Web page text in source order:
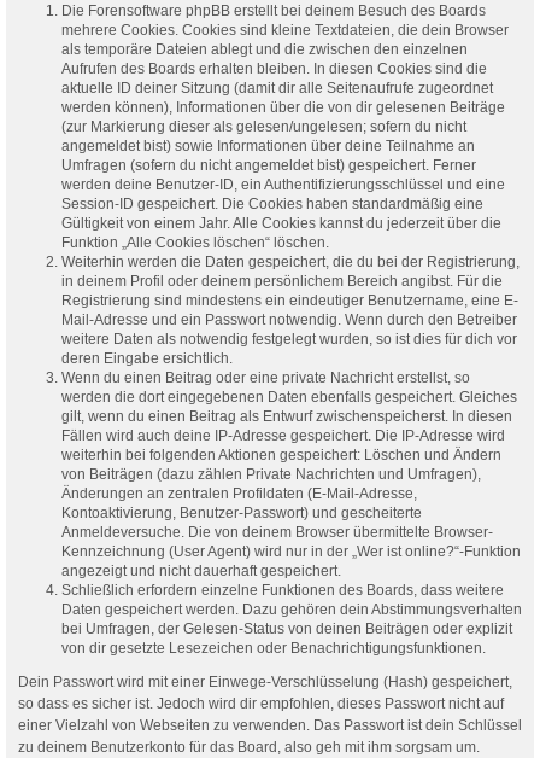
Die Forensoftware phpBB erstellt bei deinem Besuch des Boards
mehrere Cookies. Cookies sind kleine Textdateien, die dein Browser
als temporäre Dateien ablegt und die zwischen den einzelnen
Aufrufen des Boards erhalten bleiben. In diesen Cookies sind die
aktuelle ID deiner Sitzung (damit dir alle Seitenaufrufe zugeordnet
werden können), Informationen über die von dir gelesenen Beiträge
(zur Markierung dieser als gelesen/ungelesen; sofern du nicht
angemeldet bist) sowie Informationen über deine Teilnahme an
Umfragen (sofern du nicht angemeldet bist) gespeichert. Ferner
werden deine Benutzer-ID, ein Authentifizierungsschlüssel und eine
Session-ID gespeichert. Die Cookies haben standardmäßig eine
Gültigkeit von einem Jahr. Alle Cookies kannst du jederzeit über die
Funktion „Alle Cookies löschen“ löschen.
Weiterhin werden die Daten gespeichert, die du bei der Registrierung,
in deinem Profil oder deinem persönlichem Bereich angibst. Für die
Registrierung sind mindestens ein eindeutiger Benutzername, eine E-
Mail-Adresse und ein Passwort notwendig. Wenn durch den Betreiber
weitere Daten als notwendig festgelegt wurden, so ist dies für dich vor
deren Eingabe ersichtlich.
Wenn du einen Beitrag oder eine private Nachricht erstellst, so
werden die dort eingegebenen Daten ebenfalls gespeichert. Gleiches
gilt, wenn du einen Beitrag als Entwurf zwischenspeicherst. In diesen
Fällen wird auch deine IP-Adresse gespeichert. Die IP-Adresse wird
weiterhin bei folgenden Aktionen gespeichert: Löschen und Ändern
von Beiträgen (dazu zählen Private Nachrichten und Umfragen),
Änderungen an zentralen Profildaten (E-Mail-Adresse,
Kontoaktivierung, Benutzer-Passwort) und gescheiterte
Anmeldeversuche. Die von deinem Browser übermittelte Browser-
Kennzeichnung (User Agent) wird nur in der „Wer ist online?“-Funktion
angezeigt und nicht dauerhaft gespeichert.
Schließlich erfordern einzelne Funktionen des Boards, dass weitere
Daten gespeichert werden. Dazu gehören dein Abstimmungsverhalten
bei Umfragen, der Gelesen-Status von deinen Beiträgen oder explizit
von dir gesetzte Lesezeichen oder Benachrichtigungsfunktionen.
Dein Passwort wird mit einer Einwege-Verschlüsselung (Hash) gespeichert,
so dass es sicher ist. Jedoch wird dir empfohlen, dieses Passwort nicht auf
einer Vielzahl von Webseiten zu verwenden. Das Passwort ist dein Schlüssel
zu deinem Benutzerkonto für das Board, also geh mit ihm sorgsam um.